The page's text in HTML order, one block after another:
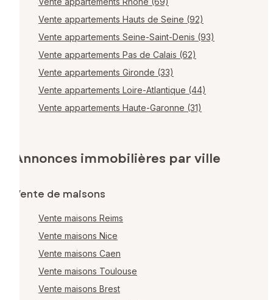
Vente appartements Hauts de Seine (92)
Vente appartements Seine-Saint-Denis (93)
Vente appartements Pas de Calais (62)
Vente appartements Gironde (33)
Vente appartements Loire-Atlantique (44)
Vente appartements Haute-Garonne (31)
Annonces immobilières par ville
Vente de maisons
Vente maisons Reims
Vente maisons Nice
Vente maisons Caen
Vente maisons Toulouse
Vente maisons Brest